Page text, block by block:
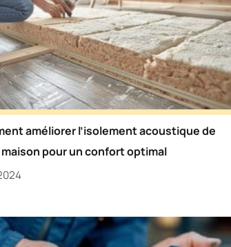
améliorer l’isolement acoustique de
pour un confort optimal